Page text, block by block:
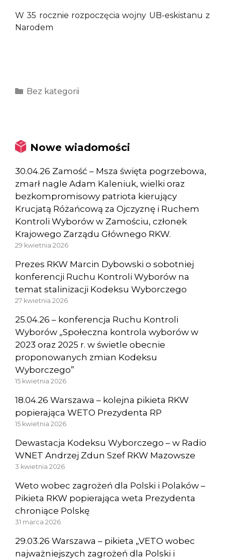
W 35 rocznie rozpoczęcia wojny UB-eskistanu z
Narodem
Kategorie
Bez kategorii
Nowe wiadomości
30.04.26 Zamość – Msza święta pogrzebowa,
zmarł nagle Adam Kaleniuk, wielki oraz
bezkompromisowy patriota kierujący
Krucjatą Różańcową za Ojczyznę i Ruchem
Kontroli Wyborów w Zamościu, członek
Krajowego Zarządu Głównego RKW.
29 kwietnia 2026
Prezes RKW Marcin Dybowski o sobotniej
konferencji Ruchu Kontroli Wyborów na
temat stalinizacji Kodeksu Wyborczego
27 kwietnia 2026
25.04.26 – konferencja Ruchu Kontroli
Wyborów „Społeczna kontrola wyborów w
2023 oraz 2025 r. w świetle obecnie
proponowanych zmian Kodeksu
Wyborczego”
15 kwietnia 2026
18.04.26 Warszawa – kolejna pikieta RKW
popierająca WETO Prezydenta RP
15 kwietnia 2026
Dewastacja Kodeksu Wyborczego – w Radio
WNET Andrzej Zdun Szef RKW Mazowsze
3 kwietnia 2026
Weto wobec zagrożeń dla Polski i Polaków –
Pikieta RKW popierająca weta Prezydenta
chroniące Polskę
31 marca 2026
29.03.26 Warszawa – pikieta „VETO wobec
najważniejszych zagrożeń dla Polski i